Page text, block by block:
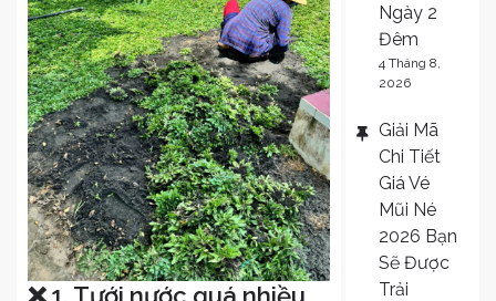
Ngày 2
Đêm
4 Tháng 8,
2026
Giải Mã
Chi Tiết
Giá Vé
Mũi Né
2026 Bạn
Sẽ Được
Trải